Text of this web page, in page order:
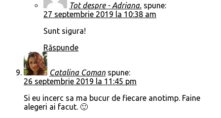
Tot despre - Adriana. spune:
27 septembrie 2019 la 10:38 am
Sunt sigura!
Răspunde
Catalina Coman spune:
26 septembrie 2019 la 11:45 pm
Si eu incerc sa ma bucur de fiecare anotimp. Faine
alegeri ai facut. 🙂